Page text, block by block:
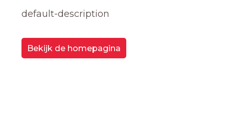
default-description
Bekijk de homepagina